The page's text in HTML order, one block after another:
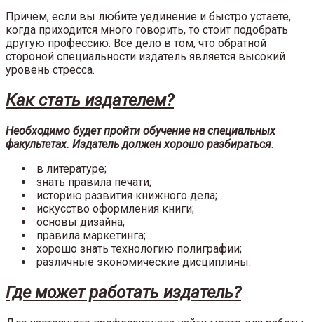
Причем, если вы любите уединение и быстро устаете,
когда приходится много говорить, то стоит подобрать
другую профессию. Все дело в том, что обратной
стороной специальности издатель является высокий
уровень стресса.
Как стать издателем?
Необходимо будет пройти обучение на специальных
факультетах. Издатель должен хорошо разбираться:
в литературе;
знать правила печати;
историю развития книжного дела;
искусство оформления книги;
основы дизайна;
правила маркетинга;
хорошо знать технологию полиграфии;
различные экономические дисциплины.
Где может работать издатель?